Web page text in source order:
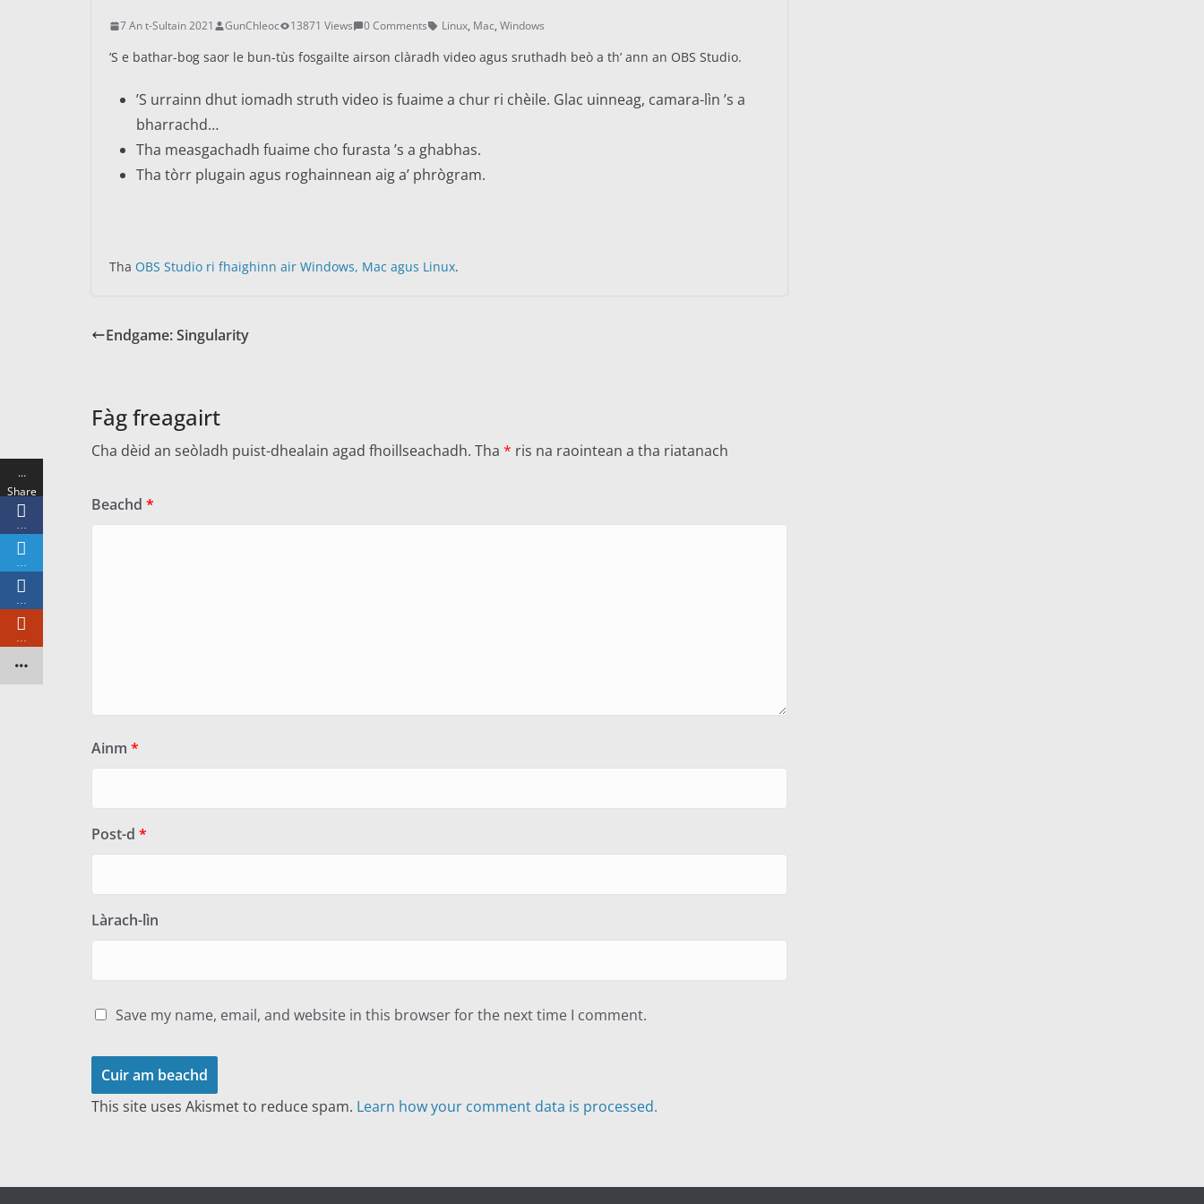
7 An t-Sultain 2021 GunChleoc 13871 Views 0 Comments Linux, Mac, Windows
’S e bathar-bog saor le bun-tùs fosgailte airson clàradh video agus sruthadh beò a th’ ann an OBS Studio.
’S urrainn dhut iomadh struth video is fuaime a chur ri chèile. Glac uinneag, camara-lìn ’s a
bharrachd…
Tha measgachadh fuaime cho furasta ’s a ghabhas.
Tha tòrr plugain agus roghainnean aig a’ phrògram.
Tha OBS Studio ri fhaighinn air Windows, Mac agus Linux.
Endgame: Singularity
Fàg freagairt
Cha dèid an seòladh puist-dhealain agad fhoillseachadh. Tha * ris na raointean a tha riatanach
Beachd *
Ainm *
Post-d *
Làrach-lìn
Save my name, email, and website in this browser for the next time I comment.
This site uses Akismet to reduce spam. Learn how your comment data is processed.
…
Share
s
…
…
…
…